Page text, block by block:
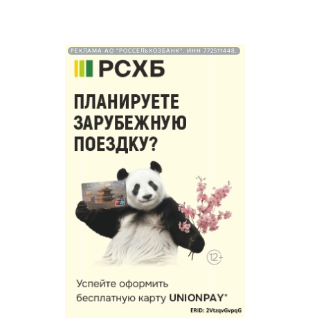
РЕКЛАМА АО "РОССЕЛЬХОЗБАНК". ИНН 772511448.